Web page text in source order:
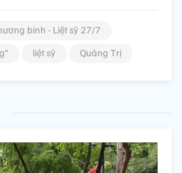
binh - Liệt sỹ 27/7
liệt sỹ Quảng Trị